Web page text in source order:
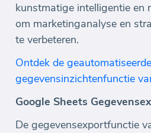
kunstmatige intelligentie en
om marketinganalyse en
te verbeteren.
Ontdek de geautomatiseerde
gegevensinzichtenfunctie
Google Sheets
De gegevensexportfunctie